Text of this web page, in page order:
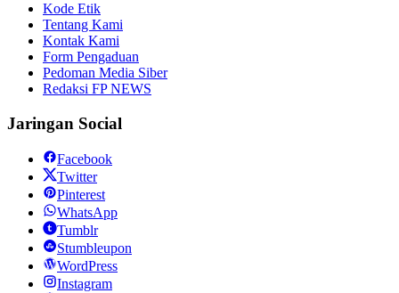
Kode Etik
Tentang Kami
Kontak Kami
Form Pengaduan
Pedoman Media Siber
Redaksi FP NEWS
Jaringan Social
Facebook
Twitter
Pinterest
WhatsApp
Tumblr
Stumbleupon
WordPress
Instagram